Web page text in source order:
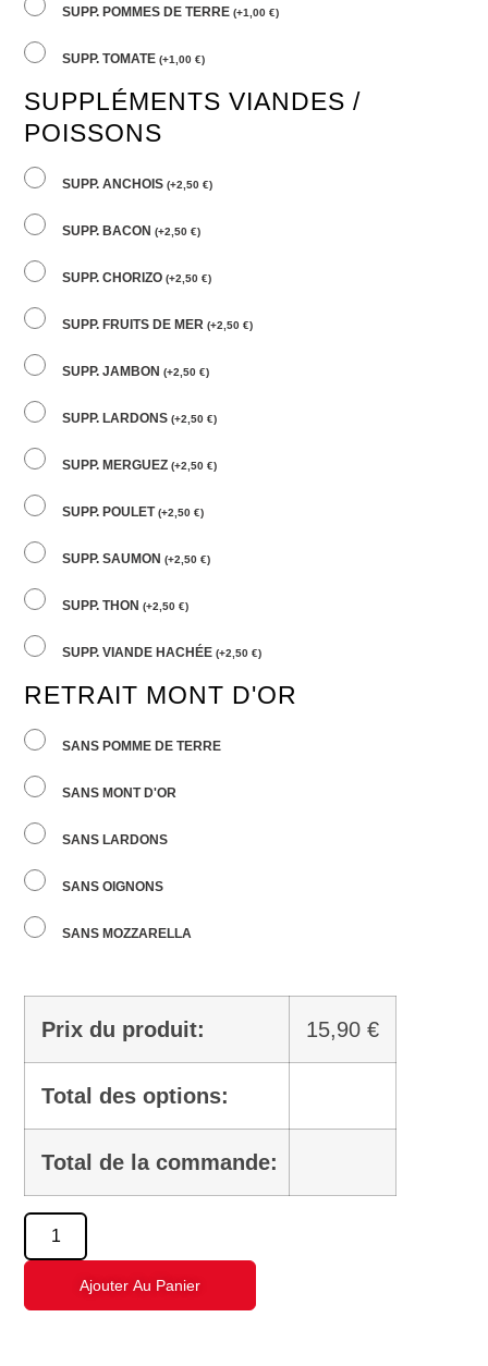
SUPP. POMMES DE TERRE(+1,00€)
SUPP. TOMATE(+1,00€)
SUPPLÉMENTS VIANDES /
POISSONS
SUPP. ANCHOIS(+2,50€)
SUPP. BACON(+2,50€)
SUPP. CHORIZO(+2,50€)
SUPP. FRUITS DE MER(+2,50€)
SUPP. JAMBON(+2,50€)
SUPP. LARDONS(+2,50€)
SUPP. MERGUEZ(+2,50€)
SUPP. POULET(+2,50€)
SUPP. SAUMON(+2,50€)
SUPP. THON(+2,50€)
SUPP. VIANDE HACHÉE(+2,50€)
RETRAIT MONT D'OR
SANS POMME DE TERRE
SANS MONT D'OR
SANS LARDONS
SANS OIGNONS
SANS MOZZARELLA
Prix du produit: 15,90€
Total des options:
Total de la commande:
Ajouter Au Panier